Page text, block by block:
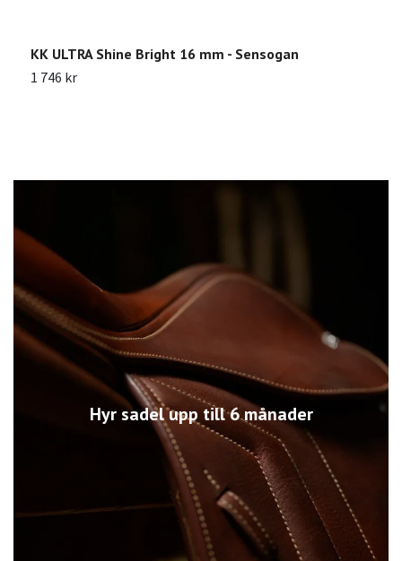
Hyr sadel upp till 6 månader
KK ULTRA Shine Bright 16 mm - Sensogan
1 746 kr